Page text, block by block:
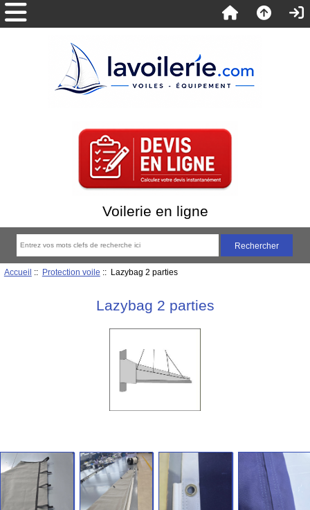
Voilerie en ligne
Accueil :: Protection voile :: Lazybag 2 parties
Lazybag 2 parties